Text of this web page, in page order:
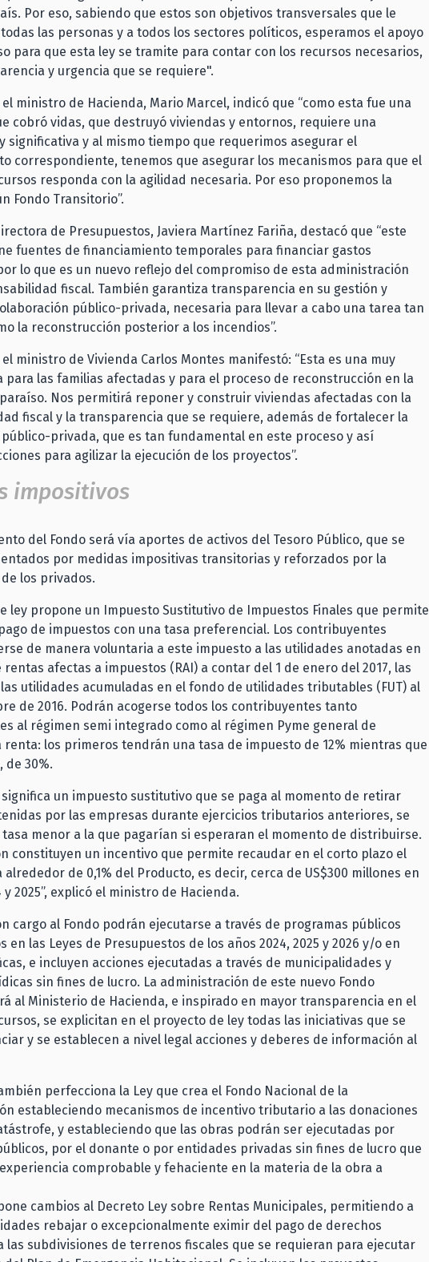
Por eso, sabiendo que estos son objetivos transversales que le
las personas y a todos los sectores políticos, esperamos el apoyo
para que esta ley se tramite para contar con los recursos necesarios,
y urgencia que se requiere".
ministro de Hacienda, Mario Marcel, indicó que “como esta fue una
cobró vidas, que destruyó viviendas y entornos, requiere una
significativa y al mismo tiempo que requerimos asegurar el
correspondiente, tenemos que asegurar los mecanismos para que el
responda con la agilidad necesaria. Por eso proponemos la
Fondo Transitorio”.
de Presupuestos, Javiera Martínez Fariña, destacó que “este
fuentes de financiamiento temporales para financiar gastos
lo que es un nuevo reflejo del compromiso de esta administración
fiscal. También garantiza transparencia en su gestión y
público-privada, necesaria para llevar a cabo una tarea tan
la reconstrucción posterior a los incendios”.
ministro de Vivienda Carlos Montes manifestó: “Esta es una muy
para las familias afectadas y para el proceso de reconstrucción en la
Nos permitirá reponer y construir viviendas afectadas con la
fiscal y la transparencia que se requiere, además de fortalecer la
privada, que es tan fundamental en este proceso y así
para agilizar la ejecución de los proyectos”.
impositivos
del Fondo será vía aportes de activos del Tesoro Público, que se
por medidas impositivas transitorias y reforzados por la
los privados.
ley propone un Impuesto Sustitutivo de Impuestos Finales que permite
de impuestos con una tasa preferencial. Los contribuyentes
de manera voluntaria a este impuesto a las utilidades anotadas en
afectas a impuestos (RAI) a contar del 1 de enero del 2017, las
utilidades acumuladas en el fondo de utilidades tributables (FUT) al
de 2016. Podrán acogerse todos los contribuyentes tanto
al régimen semi integrado como al régimen Pyme general de
renta: los primeros tendrán una tasa de impuesto de 12% mientras que
de 30%.
significa un impuesto sustitutivo que se paga al momento de retirar
por las empresas durante ejercicios tributarios anteriores, se
menor a la que pagarían si esperaran el momento de distribuirse.
constituyen un incentivo que permite recaudar en el corto plazo el
alrededor de 0,1% del Producto, es decir, cerca de US$300 millones en
y 2025”, explicó el ministro de Hacienda.
cargo al Fondo podrán ejecutarse a través de programas públicos
en las Leyes de Presupuestos de los años 2024, 2025 y 2026 y/o en
e incluyen acciones ejecutadas a través de municipalidades y
sin fines de lucro. La administración de este nuevo Fondo
al Ministerio de Hacienda, e inspirado en mayor transparencia en el
se explicitan en el proyecto de ley todas las iniciativas que se
y se establecen a nivel legal acciones y deberes de información al
perfecciona la Ley que crea el Fondo Nacional de la
estableciendo mecanismos de incentivo tributario a las donaciones
y estableciendo que las obras podrán ser ejecutadas por
por el donante o por entidades privadas sin fines de lucro que
comprobable y fehaciente en la materia de la obra a
cambios al Decreto Ley sobre Rentas Municipales, permitiendo a
rebajar o excepcionalmente eximir del pago de derechos
las subdivisiones de terrenos fiscales que se requieran para ejecutar